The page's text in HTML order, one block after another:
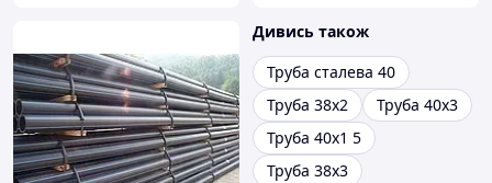
Дивись також
Труба сталева 40
Труба 38х2
Труба 40х3
Труба 40х1 5
Труба 38х3